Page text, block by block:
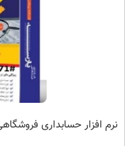
نرم افزار حسابداری